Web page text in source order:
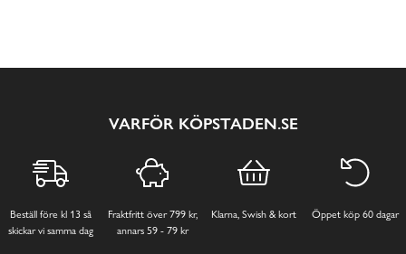
VARFÖR KÖPSTADEN.SE
Beställ före kl 13 så
skickar vi samma dag
Fraktfritt över 799 kr,
annars 59 - 79 kr
Klarna, Swish & kort Öppet köp 60 dagar